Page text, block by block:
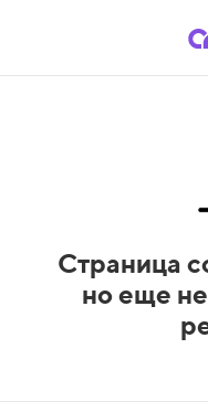
Страница
но еще